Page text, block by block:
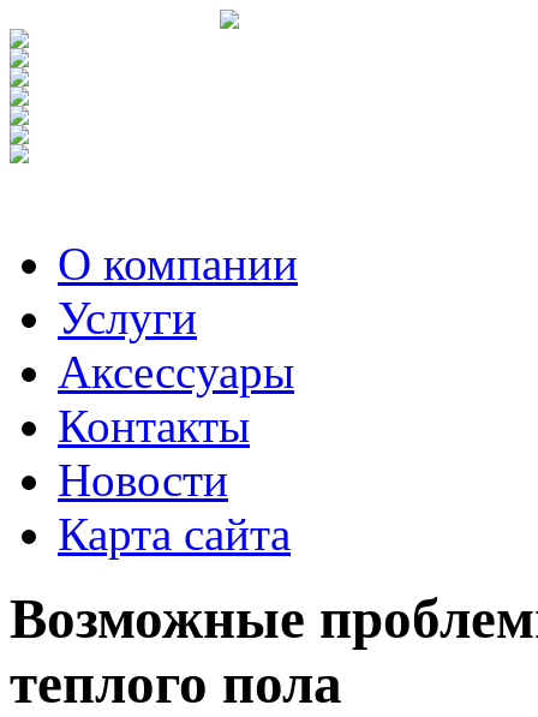
О компании
Услуги
Аксесcуары
Контакты
Новости
Карта сайта
Возможные
теплого пола